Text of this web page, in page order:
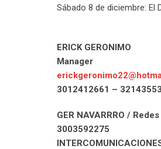
Sábado 8 de diciembre: El
ERICK GERONIMO
Manager
3012412661 –
GER NAVARRRO /
3003592275